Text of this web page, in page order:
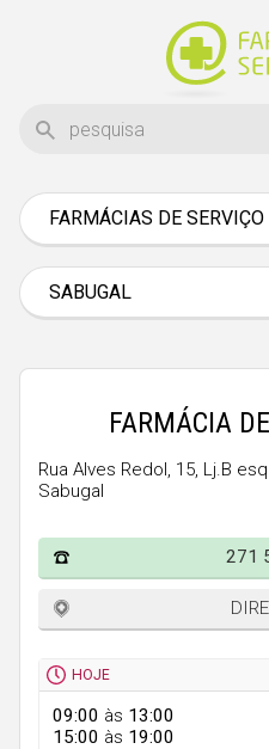
FARMÁCIAS DE SERVIÇO
Braga
Bragança
Castelo Branco
Évora
Faro
Guarda
Leiria
Lisboa
Portalegre
SABUGAL
FARMÁCIA
Rua Alves Redol, 15, Lj.B esq
Sabugal
271
HOJE
09:00 às 13:00
15:00 às 19:00